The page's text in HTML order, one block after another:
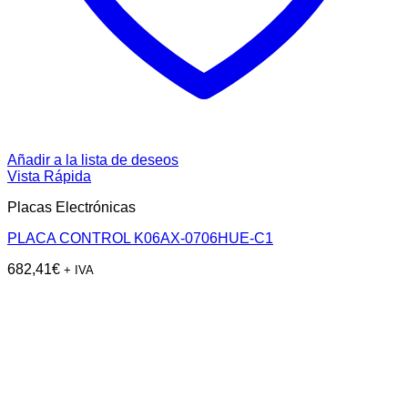
Añadir a la lista de deseos
Vista Rápida
Placas Electrónicas
PLACA CONTROL K06AX-0706HUE-C1
682,41€ + IVA